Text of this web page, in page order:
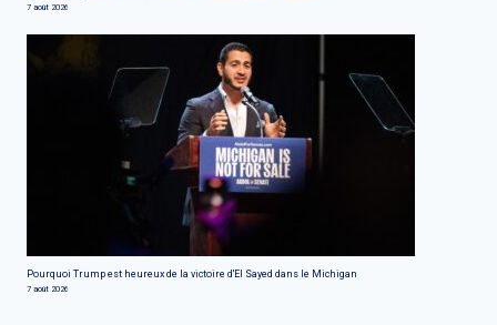
7 août 2026
Pourquoi Trump est heureux de la victoire d'El Sayed dans le Michigan
7 août 2026